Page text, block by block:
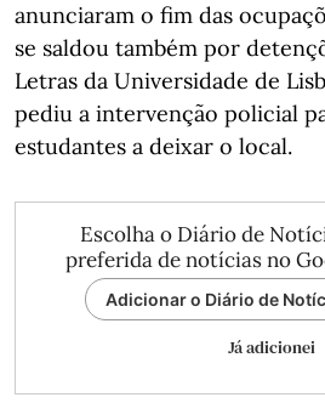
anunciaram o fim das
se saldou também por
Letras da Universidade de
pediu a intervenção policial
estudantes a deixar o local.
Escolha o Diário de
preferida de notícias no
Adicionar o Diário de
Já adicionei